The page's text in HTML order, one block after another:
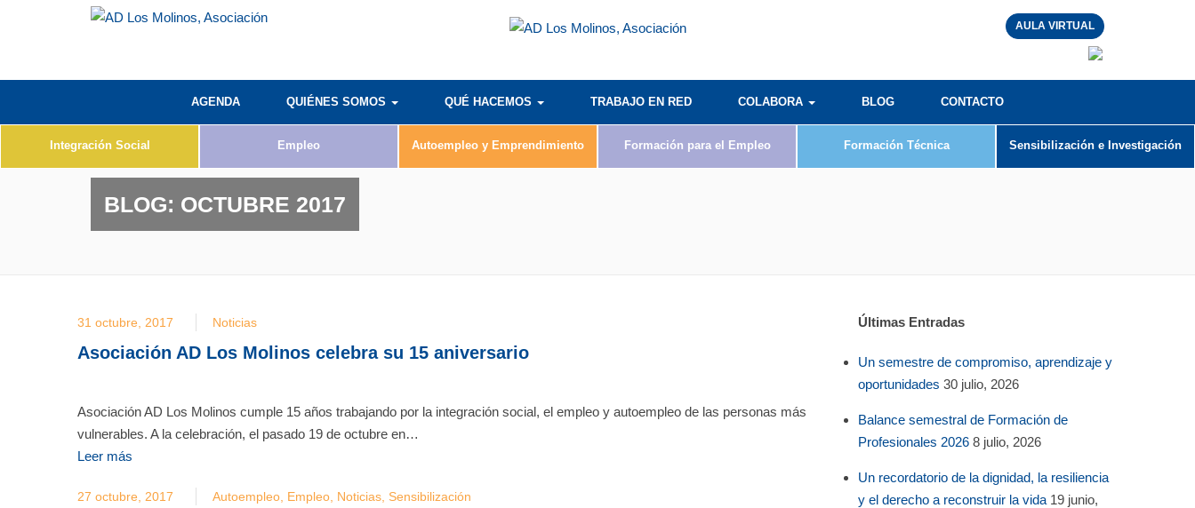
AULA VIRTUAL
AGENDA QUIÉNES SOMOS QUÉ HACEMOS TRABAJO EN RED COLABORA BLOG CONTACTO
Integración Social Empleo Autoempleo y Emprendimiento Formación para el Empleo Formación Técnica Sensibilización e Investigación
BLOG: OCTUBRE 2017
31 octubre, 2017 Noticias
Asociación AD Los Molinos celebra su 15 aniversario
Asociación AD Los Molinos cumple 15 años trabajando por la integración social, el empleo y autoempleo de las personas más
vulnerables. A la celebración, el pasado 19 de octubre en…
Leer más
27 octubre, 2017 Autoempleo Empleo Noticias Sensibilización
Últimas Entradas
Un semestre de compromiso, aprendizaje y
oportunidades 30 julio, 2026
Balance semestral de Formación de
Profesionales 20268 julio, 2026
Un recordatorio de la dignidad, la resiliencia
y el derecho a reconstruir la vida19 junio,